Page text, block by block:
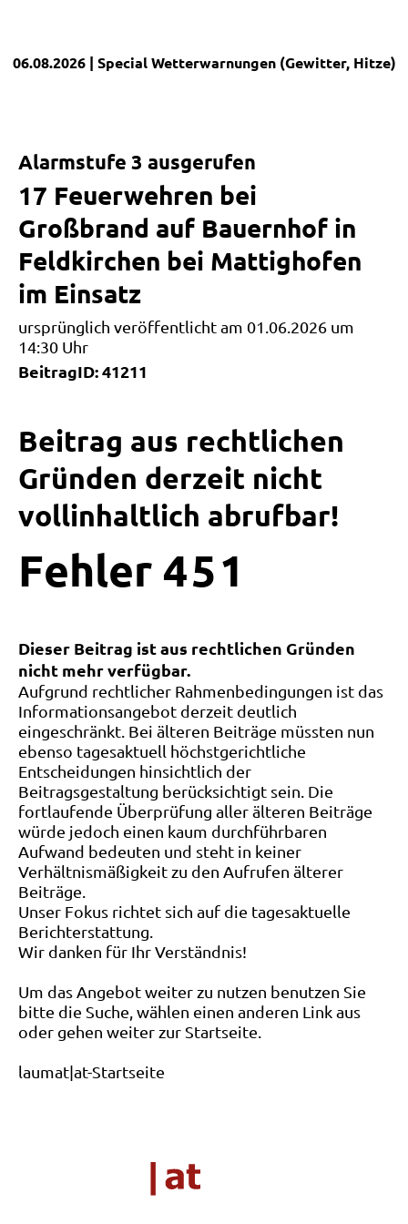
06.08.2026 | SpecialWetterwarnungen (Gewitter, Hitze)
Alarmstufe 3 ausgerufen
17 Feuerwehren bei
Großbrand auf Bauernhof in
Feldkirchen bei Mattighofen
im Einsatz
ursprünglich veröffentlicht am 01.06.2026 um
14:30 Uhr
BeitragID: 41211
Beitrag aus rechtlichen
Gründen derzeit nicht
vollinhaltlich abrufbar!
Fehler 4 5 1
Dieser Beitrag ist aus rechtlichen Gründen
nicht mehr verfügbar.
Aufgrund rechtlicher Rahmenbedingungen ist das
Informationsangebot derzeit deutlich
eingeschränkt. Bei älteren Beiträge müssten nun
ebenso tagesaktuell höchstgerichtliche
Entscheidungen hinsichtlich der
Beitragsgestaltung berücksichtigt sein. Die
fortlaufende Überprüfung aller älteren Beiträge
würde jedoch einen kaum durchführbaren
Aufwand bedeuten und steht in keiner
Verhältnismäßigkeit zu den Aufrufen älterer
Beiträge.
Unser Fokus richtet sich auf die tagesaktuelle
Berichterstattung.
Wir danken für Ihr Verständnis!
Um das Angebot weiter zu nutzen benutzen Sie
bitte die Suche, wählen einen anderen Link aus
oder gehen weiter zur Startseite.
laumat|at-Startseite